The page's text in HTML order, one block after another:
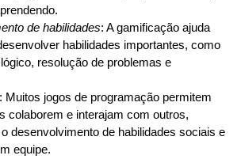
de habilidades: A gamificação ajuda
habilidades importantes, como
resolução de problemas e
: Muitos jogos de programação permitem
colaborem e interajam com outros,
desenvolvimento de habilidades sociais e
equipe.